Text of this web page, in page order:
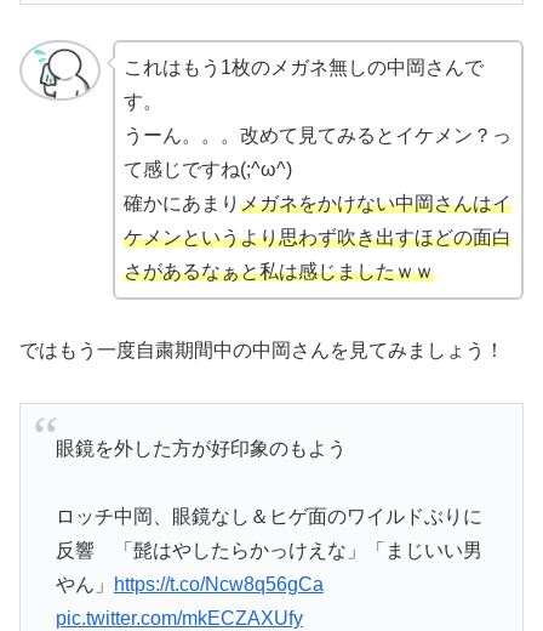
これはもう1枚のメガネ無しの中岡さんで
す。
うーん。。。改めて見てみるとイケメン？っ
て感じですね(;^ω^)
確かにあまり メガネをかけない中岡さんはイ
ケメンというより思わず吹き出すほどの面白
さがあるなぁと私は感じましたｗｗ
ではもう一度自粛期間中の中岡さんを見てみましょう！
眼鏡を外した方が好印象のもよう
ロッチ中岡、眼鏡なし＆ヒゲ面のワイルドぶりに
反響 「髭はやしたらかっけえな」「まじいい男
やん」
https://t.co/Ncw8q56gCa
pic.twitter.com/mkECZAXUfy